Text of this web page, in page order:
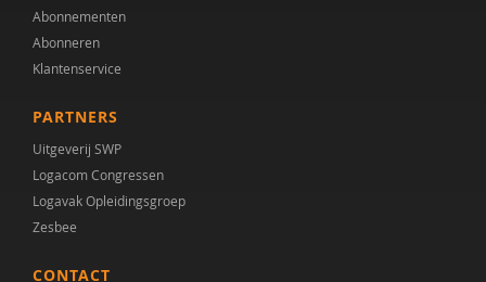
Baris Korkmaz
Alexander Koutamanis
Claudia Libbi
Drs. M. Edrisi
Hilde M. Geurts
Harry Michon
Abonnementen
Abonneren
Klantenservice
PARTNERS
Uitgeverij SWP
Logacom Congressen
Logavak Opleidingsgroep
Zesbee
CONTACT